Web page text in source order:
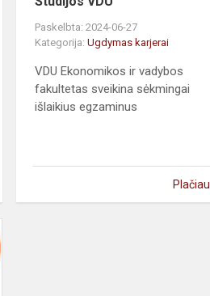
Paskelbta: 2024-06-27
Kategorija:Ugdymas karjerai
VDU Ekonomikos ir vadybos
fakultetas sveikina sėkmingai
išlaikius egzaminus
Plačiau